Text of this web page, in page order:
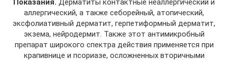
Показания. Дерматиты контактные неаллергический и
аллергический, а также себорейный, атопический,
эксфолиативный дерматит, герпетиформный дерматит,
экзема, нейродермит. Также этот антимикробный
препарат широкого спектра действия применяется при
крапивнице и псориазе, осложненных вторичными